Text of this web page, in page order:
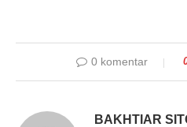
0 komentar
BAKHTIAR